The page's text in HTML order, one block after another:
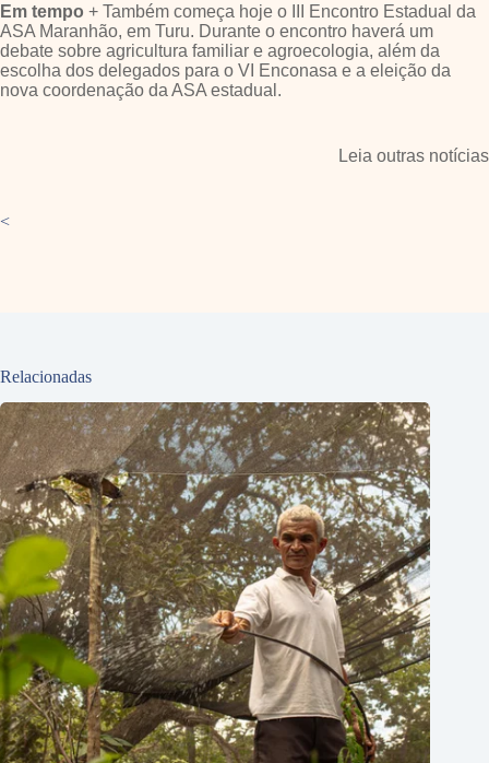
Em tempo + Também começa hoje o III Encontro Estadual da
ASA Maranhão, em Turu. Durante o encontro haverá um
debate sobre agricultura familiar e agroecologia, além da
escolha dos delegados para o VI Enconasa e a eleição da
nova coordenação da ASA estadual.
Leia outras notícias
<
Relacionadas